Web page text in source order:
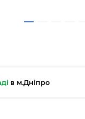
в м.Дніпро